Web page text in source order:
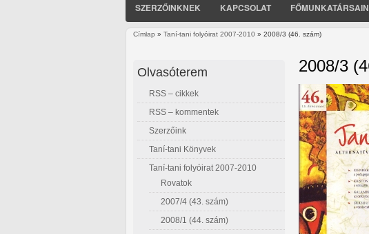
SZERZŐINKNEK KAPCSOLAT
Címlap » Taní-tani folyóirat 2007-2010 » 2008/3 (46. szám)
2008/3
Olvasóterem
RSS – cikkek
RSS – kommentek
Szerzőink
Taní-tani Könyvek
Taní-tani folyóirat 2007-2010
Rovatok
2007/4 (43. szám)
2008/1 (44. szám)